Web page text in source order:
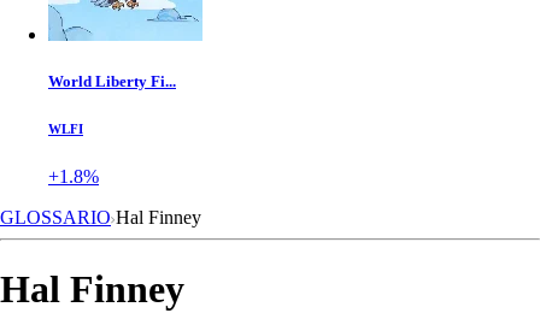
World Liberty Fi...
WLFI
+1.8%
GLOSSARIO Hal Finney
Hal Finney